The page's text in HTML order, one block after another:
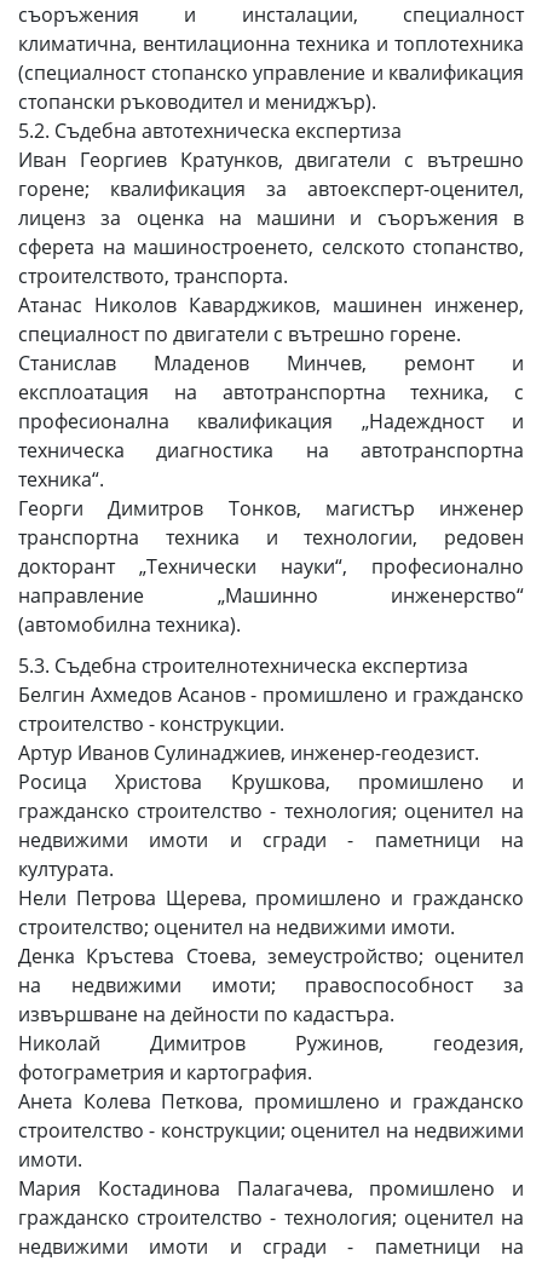
съоръжения и инсталации, специалност
климатична, вентилационна техника и топлотехника
(специалност стопанско управление и квалификация
стопански ръководител и мениджър).
5.2. Съдебна автотехническа експертиза
Иван Георгиев Кратунков, двигатели с вътрешно
горене; квалификация за автоексперт-оценител,
лиценз за оценка на машини и съоръжения в
сферета на машиностроенето, селското стопанство,
строителството, транспорта.
Атанас Николов Каварджиков, машинен инженер,
специалност по двигатели с вътрешно горене.
Станислав Младенов Минчев, ремонт и
експлоатация на автотранспортна техника, с
професионална квалификация „Надеждност и
техническа диагностика на автотранспортна
техника“.
Георги Димитров Тонков, магистър инженер
транспортна техника и технологии, редовен
докторант „Технически науки“, професионално
направление „Машинно инженерство“
(автомобилна техника).
5.3. Съдебна строителнотехническа експертиза
Белгин Ахмедов Асанов - промишлено и гражданско
строителство - конструкции.
Артур Иванов Сулинаджиев, инженер-геодезист.
Росица Христова Крушкова, промишлено и
гражданско строителство - технология; оценител на
недвижими имоти и сгради - паметници на
културата.
Нели Петрова Щерева, промишлено и гражданско
строителство; оценител на недвижими имоти.
Денка Кръстева Стоева, земеустройство; оценител
на недвижими имоти; правоспособност за
извършване на дейности по кадастъра.
Николай Димитров Ружинов, геодезия,
фотограметрия и картография.
Анета Колева Петкова, промишлено и гражданско
строителство - конструкции; оценител на недвижими
имоти.
Мария Костадинова Палагачева, промишлено и
гражданско строителство - технология; оценител на
недвижими имоти и сгради - паметници на